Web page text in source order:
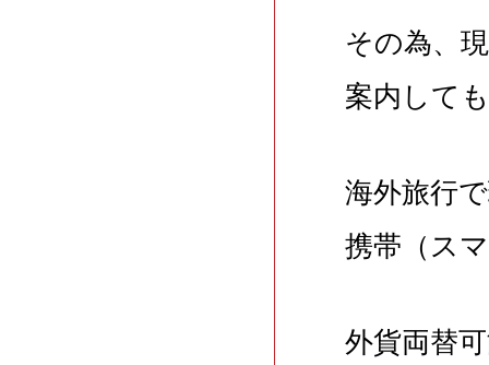
その為、
案内して
海外旅行
携帯（ス
外貨両替